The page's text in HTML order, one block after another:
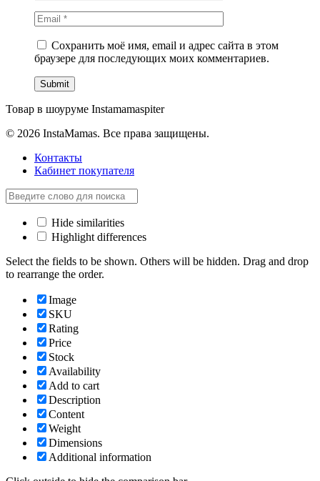
Сохранить моё имя, email и адрес сайта в этом
браузере для последующих моих комментариев.
Товар в шоуруме Instamamaspiter
© 2026 InstaMamas. Все права защищены.
Контакты
Кабинет покупателя
Hide similarities
Highlight differences
Select the fields to be shown. Others will be hidden. Drag and drop
to rearrange the order.
Image
SKU
Rating
Price
Stock
Availability
Add to cart
Description
Content
Weight
Dimensions
Additional information